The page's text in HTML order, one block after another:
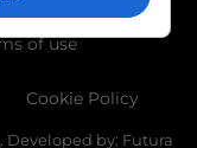
of use
Cookie Policy
Developed by: Futura